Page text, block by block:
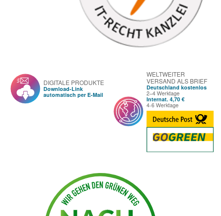
DIGITALE PRODUKTE
Download-Link
automatisch per E-Mail
WELTWEITER
VERSAND ALS BRIEF
Deutschland kostenlos
2–4 Werktage
Internat. 4,70 €
4-6 Werktage